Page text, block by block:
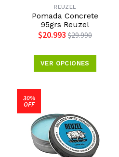
REUZEL
Pomada Concrete
95grs Reuzel
$20.993 $29.990
VER OPCIONES
30%
OFF